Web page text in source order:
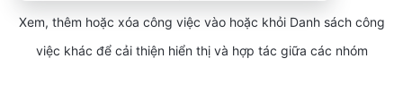
Xem, thêm hoặc xóa công việc vào hoặc khỏi Danh sách công
việc khác để cải thiện hiển thị và hợp tác giữa các nhóm